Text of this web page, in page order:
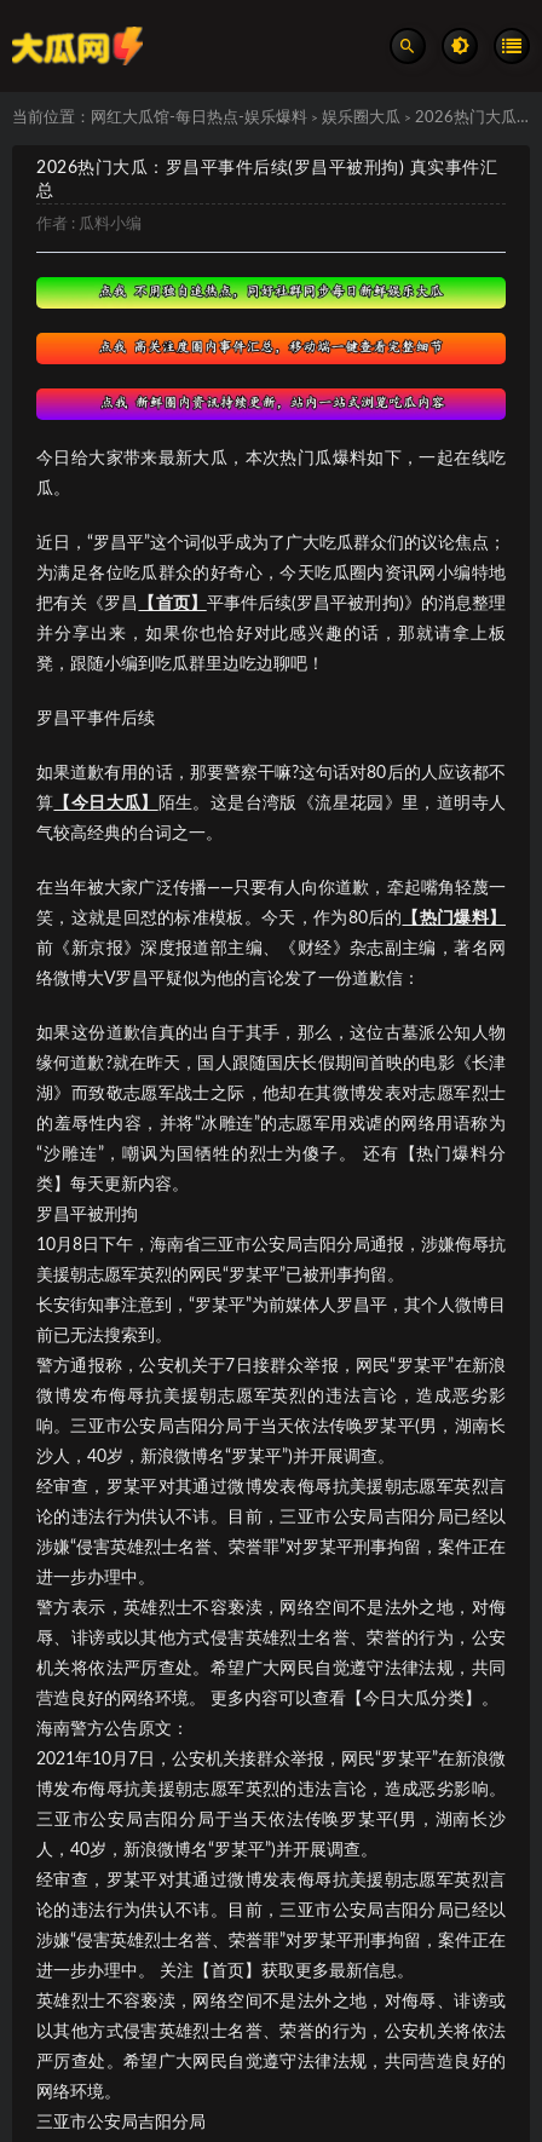
当前位置： 网红大瓜馆-每日热点-娱乐爆料 > 娱乐圈大瓜 > 2026热门大瓜：罗昌平事件后续(罗昌平被刑拘) 真实事件汇总
2026热门大瓜：罗昌平事件后续(罗昌平被刑拘) 真实事件汇
总
作者 : 瓜料小编
今日给大家带来最新大瓜，本次热门瓜爆料如下，一起在线吃
瓜。
近日，“罗昌平”这个词似乎成为了广大吃瓜群众们的议论焦点；
为满足各位吃瓜群众的好奇心，今天吃瓜圈内资讯网小编特地
把有关《罗昌
【首页】 平事件后续(罗昌平被刑拘)》的消息整理
并分享出来，如果你也恰好对此感兴趣的话，那就请拿上板
凳，跟随小编到吃瓜群里边吃边聊吧！
罗昌平事件后续
如果道歉有用的话，那要警察干嘛?这句话对80后的人应该都不
算 【今日大瓜】
陌生。这是台湾版《流星花园》里，道明寺人
气较高经典的台词之一。
在当年被大家广泛传播——只要有人向你道歉，牵起嘴角轻蔑一
笑，这就是回怼的标准模板。今天，作为80后的
【热门爆料】
前《新京报》深度报道部主编、《财经》杂志副主编，著名网
络微博大V罗昌平疑似为他的言论发了一份道歉信：
如果这份道歉信真的出自于其手，那么，这位古墓派公知人物
缘何道歉?就在昨天，国人跟随国庆长假期间首映的电影《长津
湖》而致敬志愿军战士之际，他却在其微博发表对志愿军烈士
的羞辱性内容，并将“冰雕连”的志愿军用戏谑的网络用语称为
“沙雕连”，嘲讽为国牺牲的烈士为傻子。 还有【热门爆料分
类】每天更新内容。
罗昌平被刑拘
10月8日下午，海南省三亚市公安局吉阳分局通报，涉嫌侮辱抗
美援朝志愿军英烈的网民“罗某平”已被刑事拘留。
长安街知事注意到，“罗某平”为前媒体人罗昌平，其个人微博目
前已无法搜索到。
警方通报称，公安机关于7日接群众举报，网民“罗某平”在新浪
微博发布侮辱抗美援朝志愿军英烈的违法言论，造成恶劣影
响。三亚市公安局吉阳分局于当天依法传唤罗某平(男，湖南长
沙人，40岁，新浪微博名“罗某平”)并开展调查。
经审查，罗某平对其通过微博发表侮辱抗美援朝志愿军英烈言
论的违法行为供认不讳。目前，三亚市公安局吉阳分局已经以
涉嫌“侵害英雄烈士名誉、荣誉罪”对罗某平刑事拘留，案件正在
进一步办理中。
警方表示，英雄烈士不容亵渎，网络空间不是法外之地，对侮
辱、诽谤或以其他方式侵害英雄烈士名誉、荣誉的行为，公安
机关将依法严厉查处。希望广大网民自觉遵守法律法规，共同
营造良好的网络环境。 更多内容可以查看【今日大瓜分类】。
海南警方公告原文：
2021年10月7日，公安机关接群众举报，网民“罗某平”在新浪微
博发布侮辱抗美援朝志愿军英烈的违法言论，造成恶劣影响。
三亚市公安局吉阳分局于当天依法传唤罗某平(男，湖南长沙
人，40岁，新浪微博名“罗某平”)并开展调查。
经审查，罗某平对其通过微博发表侮辱抗美援朝志愿军英烈言
论的违法行为供认不讳。目前，三亚市公安局吉阳分局已经以
涉嫌“侵害英雄烈士名誉、荣誉罪”对罗某平刑事拘留，案件正在
进一步办理中。 关注【首页】获取更多最新信息。
英雄烈士不容亵渎，网络空间不是法外之地，对侮辱、诽谤或
以其他方式侵害英雄烈士名誉、荣誉的行为，公安机关将依法
严厉查处。希望广大网民自觉遵守法律法规，共同营造良好的
网络环境。
三亚市公安局吉阳分局